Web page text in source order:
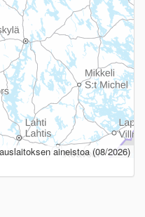
aineistoa (08/2026)